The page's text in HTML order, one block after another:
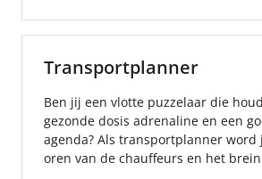
Transportplanner
Ben jij een vlotte puzzelaar die
gezonde dosis adrenaline en een
agenda? Als transportplanner
oren van de chauffeurs en het